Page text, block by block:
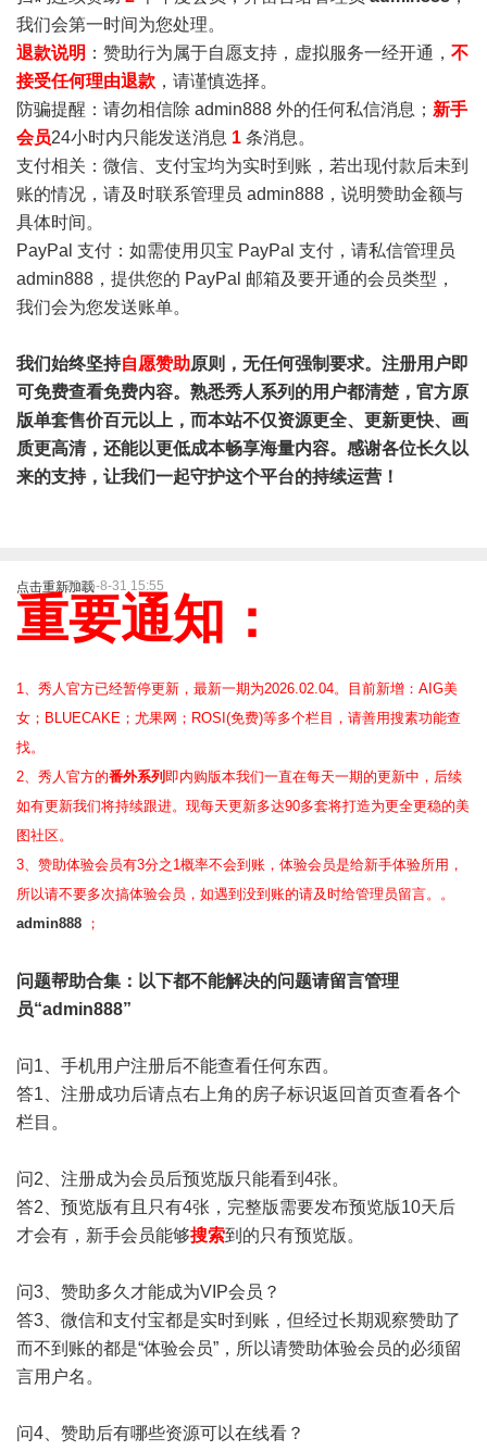
我们会第一时间为您处理。
退款说明 ：赞助行为属于自愿支持，虚拟服务一经开通， 不
接受任何理由退款 ，请谨慎选择。
防骗提醒：请勿相信除 admin888 外的任何私信消息； 新手
会员24小时内只能发送消息 1 条消息。
支付相关：微信、支付宝均为实时到账，若出现付款后未到
账的情况，请及时联系管理员 admin888，说明赞助金额与
具体时间。
PayPal 支付：如需使用贝宝 PayPal 支付，请私信管理员
admin888，提供您的 PayPal 邮箱及要开通的会员类型，
我们会为您发送账单。
我们始终坚持自愿赞助原则，无任何强制要求。注册用户即
可免费查看免费内容。熟悉秀人系列的用户都清楚，官方原
版单套售价百元以上，而本站不仅资源更全、更新更快、画
质更高清，还能以更低成本畅享海量内容。感谢各位长久以
来的支持，让我们一起守护这个平台的持续运营！
点击重新加载2025-8-31 15:55
重要通知：
1、秀人官方已经暂停更新，最新一期为2026.02.04。目前新增：AIG美
女；BLUECAKE；尤果网；ROSI(免费)等多个栏目，请善用搜素功能查
找。
2、 秀人官方的番外系列 即内购版本我们一直在每天一期的更新中，后续
如有更新我们将持续跟进。现每天更新多达90多套将打造为更全更稳的美
图社区。
3、赞助体验会员有3分之1概率不会到账，体验会员是给新手体验所用，
所以请不要多次搞体验会员，如遇到没到账的请及时给管理员留言。。
admin888 ；
问题帮助合集 ：以下都不能解决的问题请留言管理
员“admin888”
问1、手机用户注册后不能查看任何东西。
答1、注册成功后请点右上角的房子标识返回首页查看各个
栏目。
问2、注册成为会员后预览版只能看到4张。
答2、预览版有且只有4张，完整版需要发布预览版10天后
才会有，新手会员能够搜索到的只有预览版。
问3、赞助多久才能成为VIP会员？
答3、微信和支付宝都是实时到账，但经过长期观察赞助了
而不到账的都是“体验会员”，所以请赞助体验会员的必须留
言用户名。
问4、赞助后有哪些资源可以在线看？